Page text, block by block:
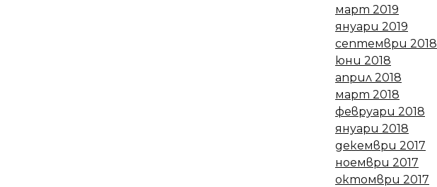
март 2019
януари 2019
септември 2018
юни 2018
април 2018
март 2018
февруари 2018
януари 2018
декември 2017
ноември 2017
октомври 2017